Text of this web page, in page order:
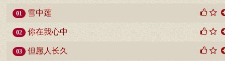
01 雪中莲
02 你在我心中
03 但愿人长久